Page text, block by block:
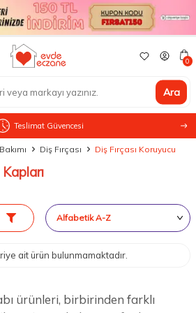
Ara
0
Teslimat Güvencesi
Diş Fırçası Diş Fırçası Koruyucu
ait ürün bulunmamaktadır.
ürünleri, birbirinden farklı